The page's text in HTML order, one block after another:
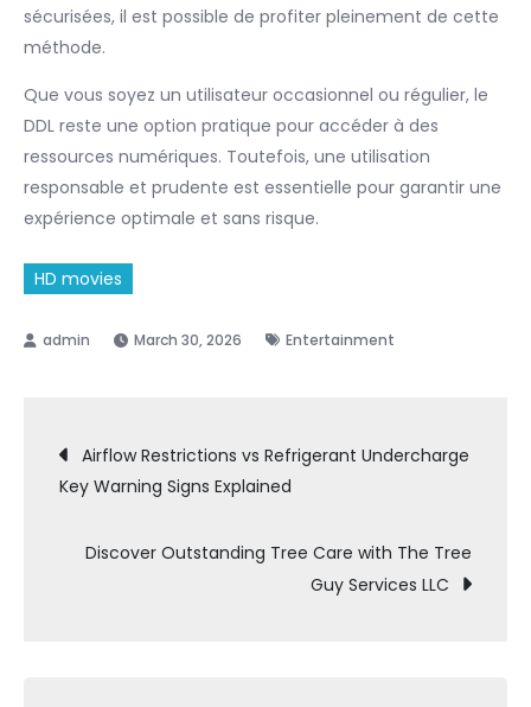
sécurisées, il est possible de profiter pleinement de cette
méthode.
Que vous soyez un utilisateur occasionnel ou régulier, le
DDL reste une option pratique pour accéder à des
ressources numériques. Toutefois, une utilisation
responsable et prudente est essentielle pour garantir une
expérience optimale et sans risque.
HD movies
March 30, 2026 Entertainment
Post
navigation
Airflow Restrictions vs Refrigerant Undercharge
Key Warning Signs Explained
Discover Outstanding Tree Care with The Tree
Guy Services LLC